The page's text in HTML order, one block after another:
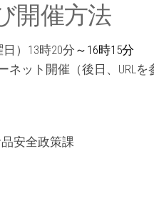
開催方法
）13時20分 ～16時15分
ネット開催（後日、URL
安全政策課